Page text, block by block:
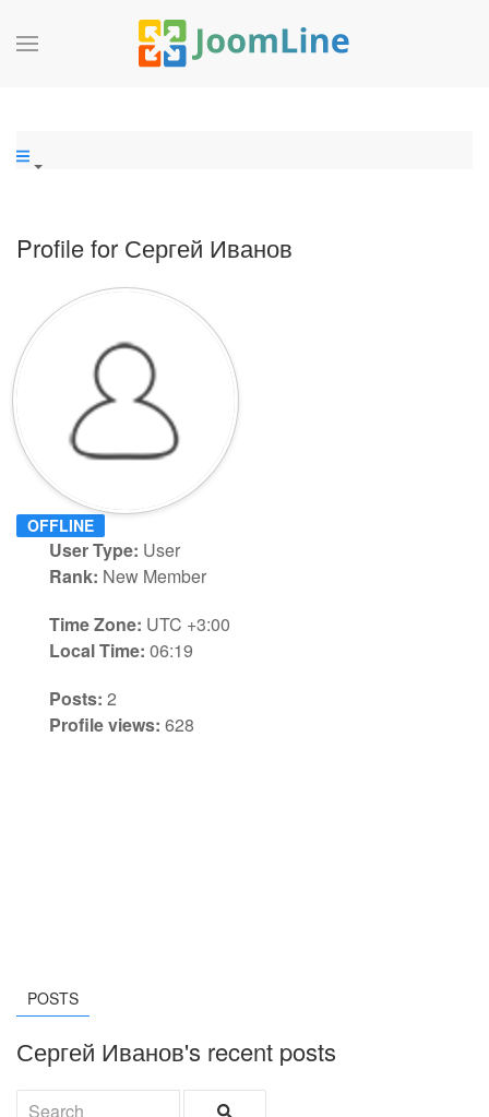
Profile for Сергей Иванов
OFFLINE
User Type: User
Rank: New Member
Time Zone: UTC +3:00
Local Time: 06:19
Posts: 2
Profile views: 628
POSTS
Сергей Иванов's recent posts